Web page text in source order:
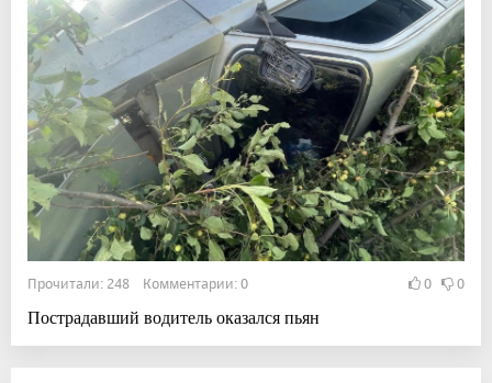
Прочитали: 248 Комментарии: 0 0 0
Пострадавший водитель оказался пьян